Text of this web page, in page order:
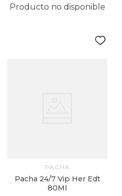
Producto no disponible
PACHA
Pacha 24/7 Vip Her Edt
80Ml